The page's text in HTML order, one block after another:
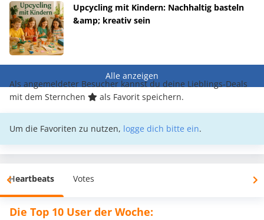
Upcycling mit Kindern: Nachhaltig basteln
&amp; kreativ sein
Alle anzeigen
Als angemeldeter Besucher kannst du deine Lieblings-Deals
mit dem Sternchen
als Favorit speichern.
Um die Favoriten zu nutzen, logge dich bitte ein.
Heartbeats Votes
Die Top 10 User der Woche: